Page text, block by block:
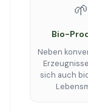
🌱
Bio-
Neben
sich auch